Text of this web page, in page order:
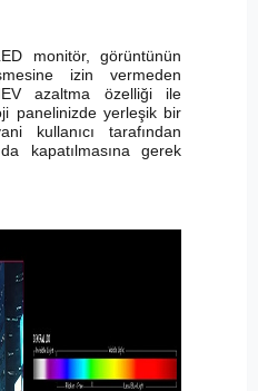
monitör, görüntünün
izin vermeden
azaltma özelliği ile
panelinizde yerleşik bir
kullanıcı tarafından
kapatılmasına gerek